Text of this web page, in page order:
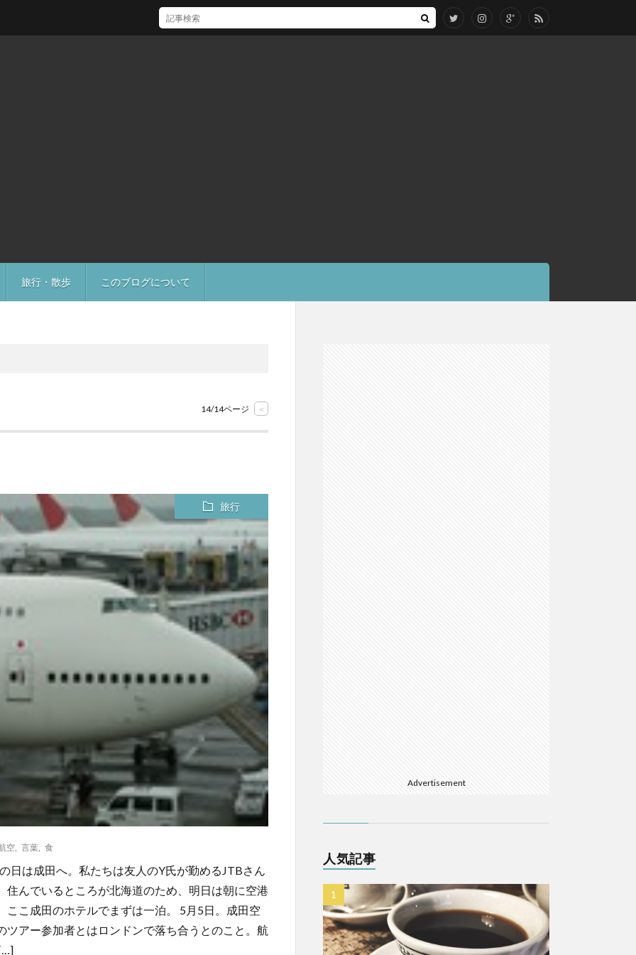
旅行・散歩 このブログについて
[Mac]Mac mini M1 がいい感じ
14/14ページ <
旅行
空 言葉 食
日は成田へ。私たちは友人のY氏が勤めるJTBさん
んでいるところが北海道のため、明日は朝に空港
こ成田のホテルでまずは一泊。 5月5日。成田空
アー参加者とはロンドンで落ち合うとのこと。航
Advertisement
人気記事